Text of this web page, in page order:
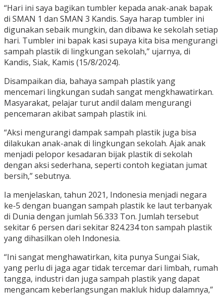
“Hari ini saya bagikan tumbler kepada anak-anak bapak
di SMAN 1 dan SMAN 3 Kandis. Saya harap tumbler ini
digunakan sebaik mungkin, dan dibawa ke sekolah setiap
hari. Tumbler ini bapak kasi supaya kita bisa mengurangi
sampah plastik di lingkungan sekolah,” ujarnya, di
Kandis, Siak, Kamis (15/8/2024).
Disampaikan dia, bahaya sampah plastik yang
mencemari lingkungan sudah sangat mengkhawatirkan.
Masyarakat, pelajar turut andil dalam mengurangi
pencemaran akibat sampah plastik ini.
“Aksi mengurangi dampak sampah plastik juga bisa
dilakukan anak-anak di lingkungan sekolah. Ajak anak
menjadi pelopor kesadaran bijak plastik di sekolah
dengan aksi sederhana, seperti contoh kegiatan jumat
bersih,” sebutnya.
Ia menjelaskan, tahun 2021, Indonesia menjadi negara
ke-5 dengan buangan sampah plastik ke laut terbanyak
di Dunia dengan jumlah 56.333 Ton. Jumlah tersebut
sekitar 6 persen dari sekitar 824.234 ton sampah plastik
yang dihasilkan oleh Indonesia.
“Ini sangat menghawatirkan, kita punya Sungai Siak,
yang perlu di jaga agar tidak tercemar dari limbah, rumah
tangga, industri dan juga sampah plastik yang dapat
mengancam keberlangsungan makluk hidup dalamnya,”